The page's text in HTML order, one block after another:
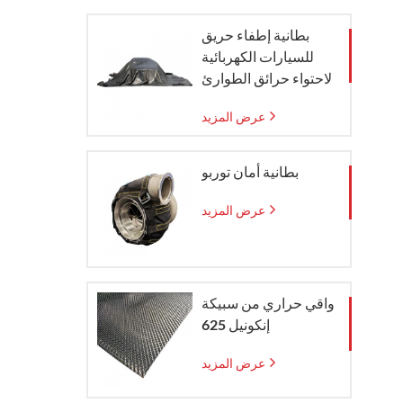
بطانية إطفاء حريق
للسيارات الكهربائية
لاحتواء حرائق الطوارئ
عرض المزيد
بطانية أمان توربو
عرض المزيد
واقي حراري من سبيكة
إنكونيل 625
عرض المزيد